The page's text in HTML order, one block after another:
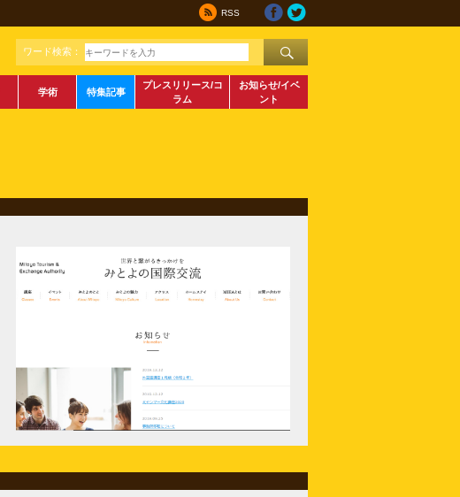
RSS
ワード検索：
学術 特集記事
プレスリリース/コ
ラム
お知らせ/イベ
ント